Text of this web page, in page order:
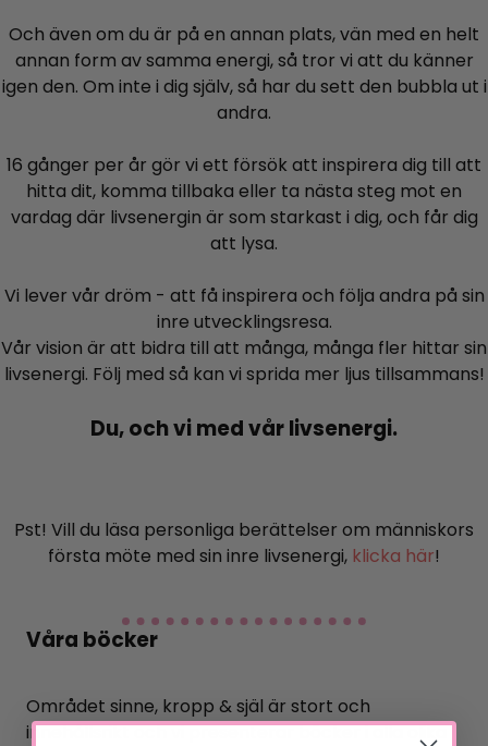
Och även om du är på en annan plats, vän med en helt
annan form av samma energi, så tror vi att du känner
igen den. Om inte i dig själv, så har du sett den bubbla ut i
andra.
16 gånger per år gör vi ett försök att inspirera dig till att
hitta dit, komma tillbaka eller ta nästa steg mot en
vardag där livsenergin är som starkast i dig, och får dig
att lysa.
Vi lever vår dröm - att få inspirera och följa andra på sin
inre utvecklingsresa.
Vår vision är att bidra till att många, många fler hittar sin
livsenergi. Följ med så kan vi sprida mer ljus tillsammans!
Du, och vi med vår livsenergi.
Pst! Vill du läsa personliga berättelser om människors
första möte med sin inre livsenergi, klicka här!
Våra böcker
Området sinne, kropp & själ är stort och
innehållsrikt och vi presenterar böcker i alla olika